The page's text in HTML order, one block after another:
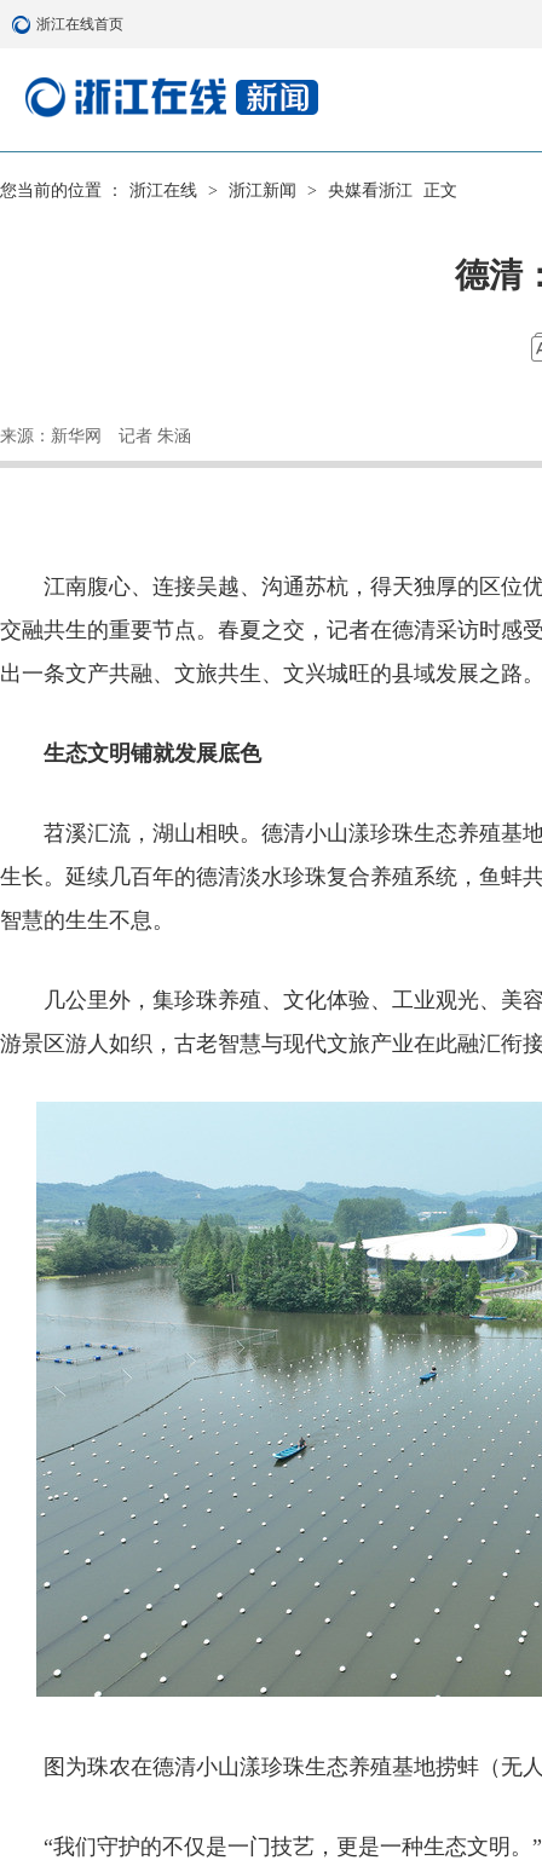
浙江在线首页
您当前的位置 ： 浙江在线 > 浙江新闻 > 央媒看浙江 正文
德清
来源：新华网 记者 朱涵
江南腹心、连接吴越、沟通苏杭，得天独厚的区位
交融共生的重要节点。春夏之交，记者在德清采访时感
出一条文产共融、文旅共生、文兴城旺的县域发展之路
生态文明铺就发展底色
苕溪汇流，湖山相映。德清小山漾珍珠生态养殖基
生长。延续几百年的德清淡水珍珠复合养殖系统，鱼蚌
智慧的生生不息。
几公里外，集珍珠养殖、文化体验、工业观光、美
游景区游人如织，古老智慧与现代文旅产业在此融汇衔
图为珠农在德清小山漾珍珠生态养殖基地捞蚌（无
“我们守护的不仅是一门技艺，更是一种生态文明。